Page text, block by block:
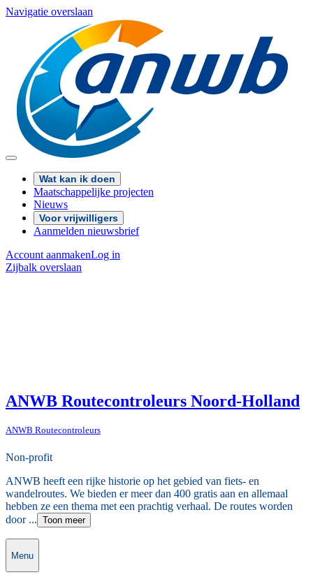
Navigatie overslaan
Wat kan ik doen
Maatschappelijke projecten
Nieuws
Voor vrijwilligers
Aanmelden nieuwsbrief
Account aanmakenLog in
Zijbalk overslaan
ANWB Routecontroleurs Noord-Holland
ANWB Routecontroleurs
Non-profit
ANWB heeft een rijke historie op het gebied van fiets- en
wandelroutes. We bieden er meer dan 400 gratis aan en allemaal
hebben ze een thema met een prachtig verhaal. De routes worden
door ... Toon meer
Menu